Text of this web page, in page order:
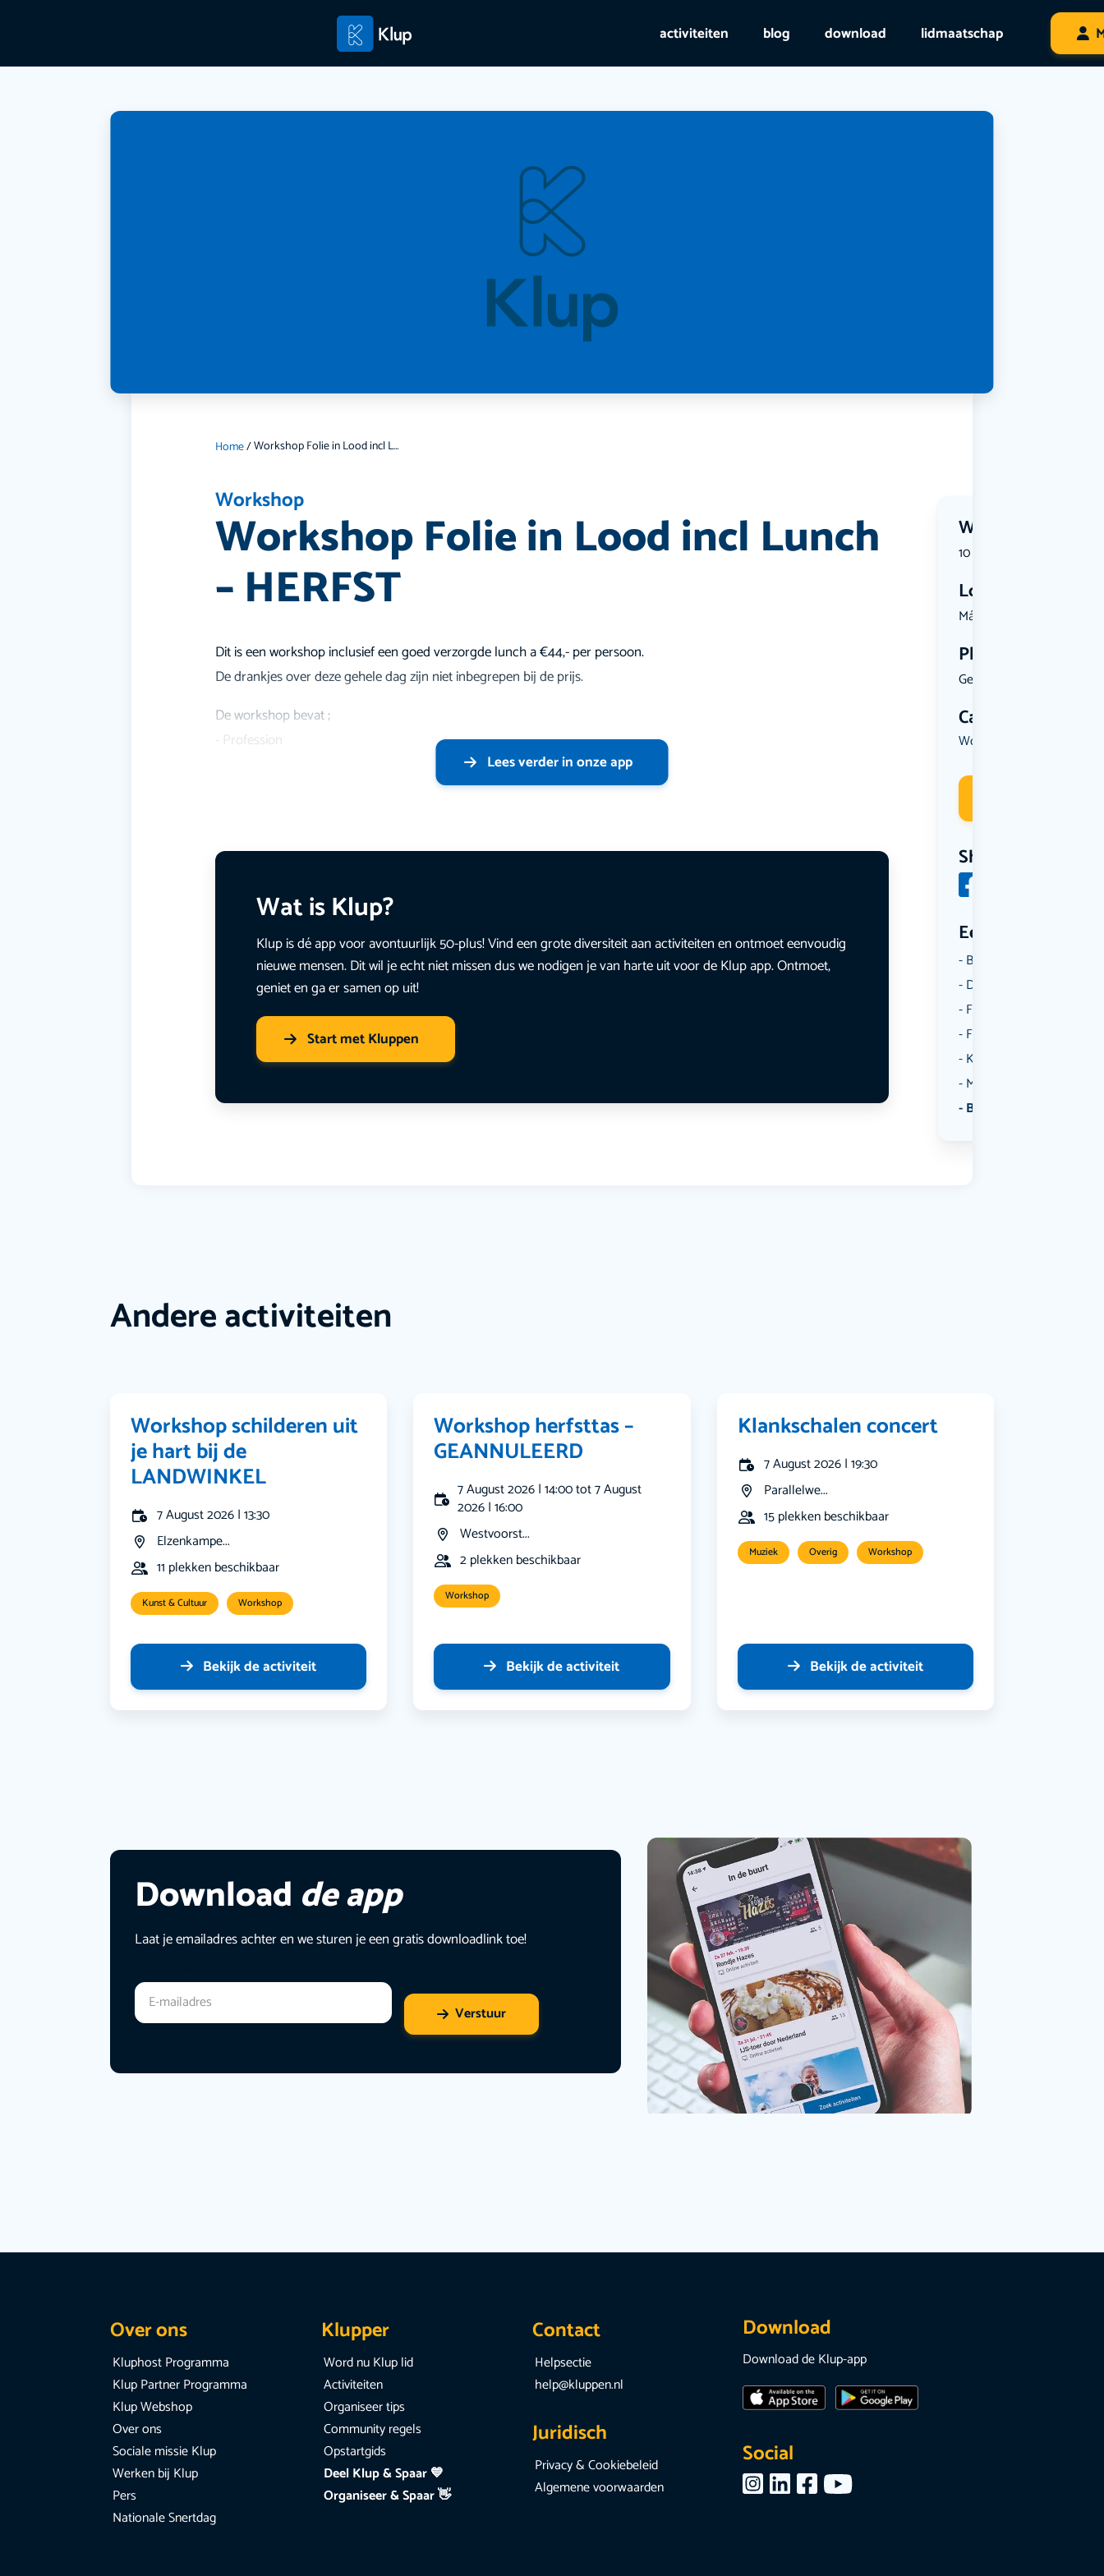
activiteiten blog download lidmaatschap
Home/ Workshop Folie in Lood incl Lunch – HERFST
Workshop
Workshop Folie in Lood incl Lunch
– HERFST
Wanneer?
10 October 2026 | 11:00
Locatie
Máximaple...
Plekken
Geen limiet
Categorie
Workshop
Share
Een aantal
Borrelen
Dansen
Fietsen
Film
Kunst & Cultuur
Muziek
Bekijk alle categorieën
Dit is een workshop inclusief een goed verzorgde lunch a €44,- per persoon.
De drankjes over deze gehele dag zijn niet inbegrepen bij de prijs.
De workshop bevat ;
- Profession
Lees verder in onze app
Wat is Klup?
Klup is dé app voor avontuurlijk 50-plus! Vind een grote diversiteit aan activiteiten en ontmoet eenvoudig
nieuwe mensen. Dit wil je echt niet missen dus we nodigen je van harte uit voor de Klup app. Ontmoet,
geniet en ga er samen op uit!
Start met Kluppen
Andere activiteiten
Workshop schilderen uit
je hart bij de
LANDWINKEL
7 August 2026 | 13:30
Elzenkampe...
11 plekken beschikbaar
Kunst & Cultuur Workshop
Bekijk de activiteit
Workshop herfsttas –
GEANNULEERD
7 August 2026 | 14:00 tot 7 August
2026 | 16:00
Westvoorst...
2 plekken beschikbaar
Workshop
Bekijk de activiteit
Klankschalen concert
7 August 2026 | 19:30
Parallelwe...
15 plekken beschikbaar
Muziek Overig Workshop
Bekijk de activiteit
Download de app
Laat je emailadres achter en we sturen je een gratis downloadlink toe!
Verstuur
Over ons
Kluphost Programma
Klup Partner Programma
Klup Webshop
Over ons
Sociale missie Klup
Werken bij Klup
Pers
Nationale Snertdag
Klupper
Word nu Klup lid
Activiteiten
Organiseer tips
Community regels
Opstartgids
Deel Klup & Spaar 💙
Organiseer & Spaar 👋
Contact
Helpsectie
help@kluppen.nl
Juridisch
Privacy & Cookiebeleid
Algemene voorwaarden
Download
Download de Klup-app
Social